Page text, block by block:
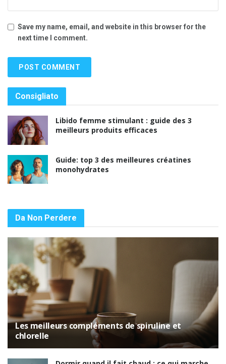
Save my name, email, and website in this browser for the
next time I comment.
Consigliato
Libido femme stimulant : guide des 3
meilleurs produits efficaces
Guide: top 3 des meilleures créatines
monohydrates
Da Non Perdere
Les meilleurs compléments de spiruline et
chlorelle